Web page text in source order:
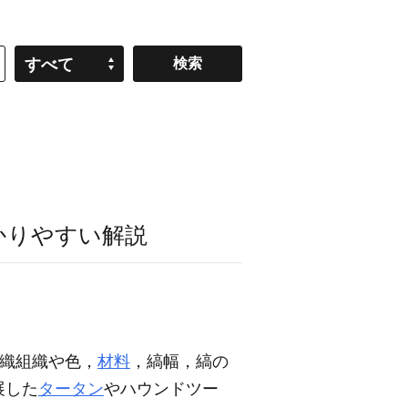
すべて
りやすい解説
組織や色， 材料 ，縞幅，縞の
した タータンやハウンドツー